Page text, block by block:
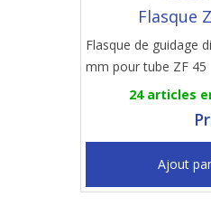
Flasque
Flasque de guidage
mm pour tube ZF 45
24 articles
Ajout